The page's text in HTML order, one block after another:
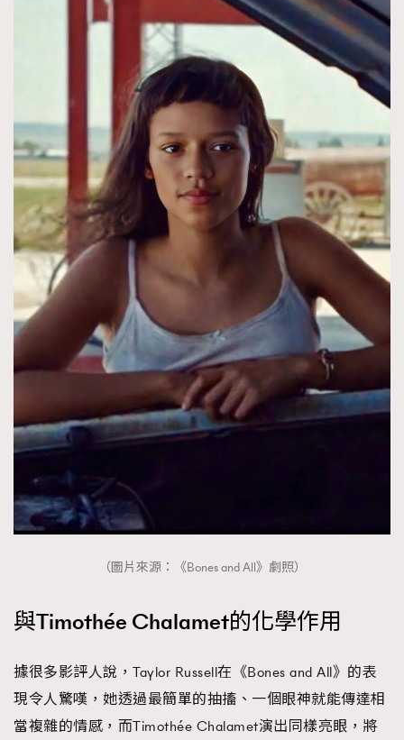
（圖片來源：《Bones and All》劇照）
與Timothée Chalamet的化學作用
據很多影評人說，Taylor Russell在《Bones and All》的表
現令人驚嘆，她透過最簡單的抽搐、一個眼神就能傳達相
當複雜的情感，而Timothée Chalamet演出同樣亮眼，將